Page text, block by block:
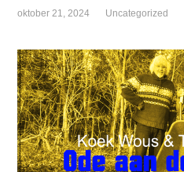
oktober 21, 2024 Uncategorized